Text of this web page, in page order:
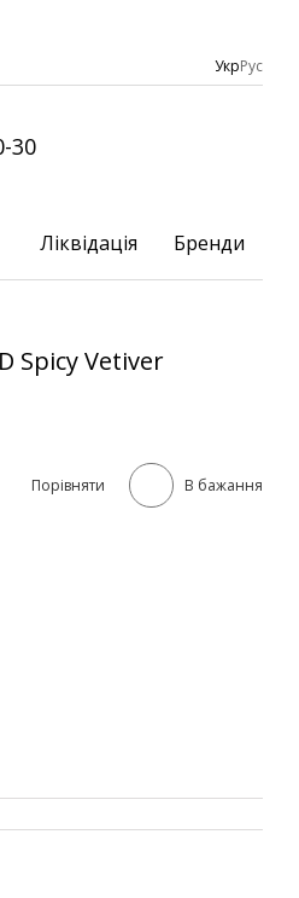
УкрРус
30
Ліквідація Бренди
Spicy Vetiver
Порівняти В бажання